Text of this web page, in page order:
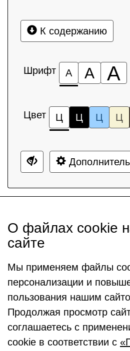
К содержанию
Шрифт А А А
Цвет Ц Ц Ц Ц
О файлах cookie
сайте
Мы применяем файлы
персонализации и
пользования нашим
Продолжая просмотр
соглашаетесь с
cookie в соответствии с